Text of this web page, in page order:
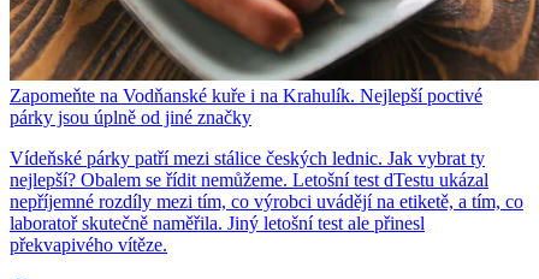
Zapomeňte na Vodňanské kuře i na Krahulík. Nejlepší poctivé
párky jsou úplně od jiné značky
Vídeňské párky patří mezi stálice českých lednic. Jak vybrat ty
nejlepší? Obalem se řídit nemůžeme. Letošní test dTestu ukázal
nepříjemné rozdíly mezi tím, co výrobci uvádějí na etiketě, a tím, co
laboratoř skutečně naměřila. Jiný letošní test ale přinesl
překvapivého vítěze.